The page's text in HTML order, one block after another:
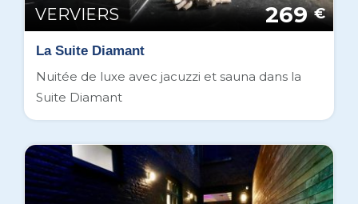
VERVIERS 269 €
La Suite Diamant
Nuitée de luxe avec jacuzzi et sauna dans la
Suite Diamant